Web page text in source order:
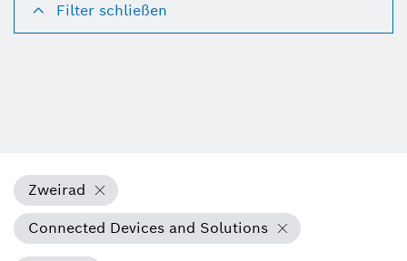
Filter schließen
Zweirad
Connected Devices and Solutions